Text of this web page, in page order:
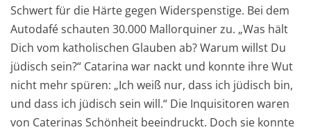
Schwert für die Härte gegen Widerspenstige. Bei dem
Autodafé schauten 30.000 Mallorquiner zu. „Was hält
Dich vom katholischen Glauben ab? Warum willst Du
jüdisch sein?“ Catarina war nackt und konnte ihre Wut
nicht mehr spüren: „Ich weiß nur, dass ich jüdisch bin,
und dass ich jüdisch sein will.“ Die Inquisitoren waren
von Caterinas Schönheit beeindruckt. Doch sie konnte